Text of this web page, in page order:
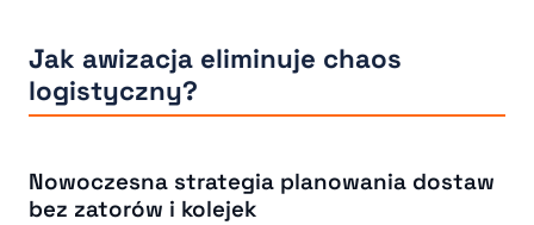
Jak awizacja eliminuje chaos
logistyczny?
Nowoczesna strategia planowania dostaw
bez zatorów i kolejek